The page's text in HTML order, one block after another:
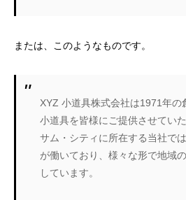
または、このようなものです。
XYZ 小道具株式会社は1971年の
小道具を皆様にご提供させてい
サム・シティに所在する当社で
が働いており、様々な形で地域
しています。